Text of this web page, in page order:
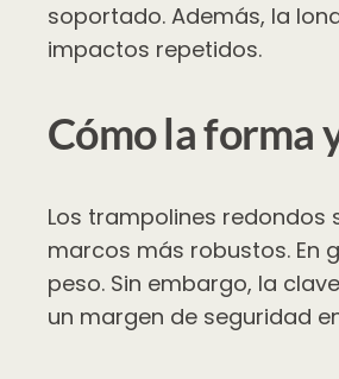
soportado. Además, la
impactos repetidos.
Cómo la forma
Los trampolines redondos
marcos más robustos. En
peso. Sin embargo, la
un margen de seguridad